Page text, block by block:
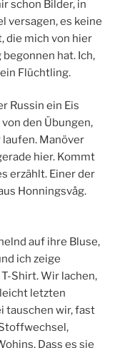
schon Bilder, in
versagen, es keine
die mich von hier
hat. Ich,
Flüchtling.
Russin ein Eis
den Übungen,
Manöver
hier. Kommt
erzählt. Einer der
Honningsvåg.
auf ihre Bluse,
ich zeige
Shirt. Wir lachen,
letzten
tauschen wir, fast
Dass es sie